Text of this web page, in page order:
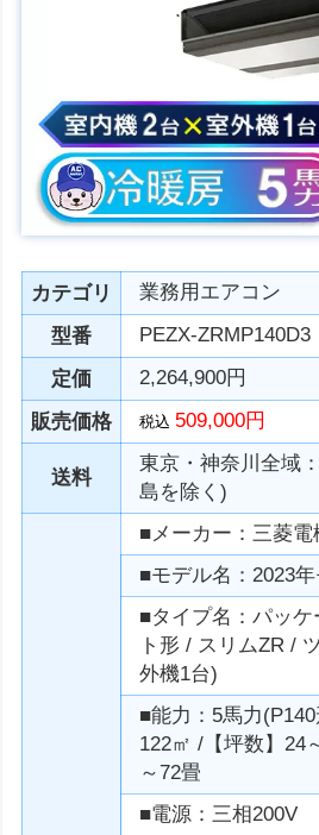
カテゴリ
業務用エアコン
型番
PEZX-ZRMP140D3
定価
2,264,900円
販売価格
税込 509,000円
送料
東京・神奈川全域
島を除く)
■メーカー：三菱電
■モデル名：2023
■タイプ名：パッ
ト形 / スリムZR /
外機1台)
■能力：5馬力
122㎡ /【坪数】24
～72畳
■電源：三相200V